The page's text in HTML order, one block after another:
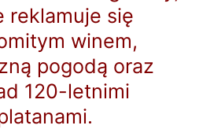
reklamuje się
winem,
pogodą oraz
120-letnimi